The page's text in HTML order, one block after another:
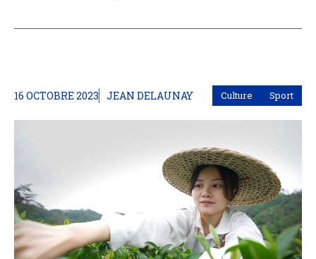
16 OCTOBRE 2023 JEAN DELAUNAY Culture Sport